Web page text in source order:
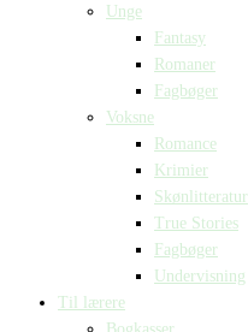
Unge
Fantasy
Romaner
Fagbøger
Voksne
Romance
Krimier
Skønlitteratur
True Stories
Fagbøger
Undervisning
Til lærere